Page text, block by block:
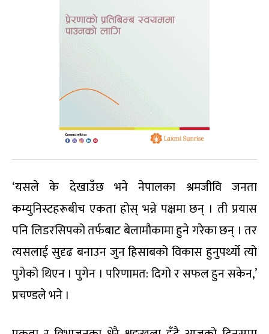
‘यसले के देखाउँछ भने नेपालका श्रमजीवि जनता
कम्युनिस्टहरूबीच एकता होस् भन्ने पक्षमा छन् । ती प्रयास
पनि लिडरसिपको तर्फबाट बेलामौकामा हुने गरेका छन् । तर
त्यसलाई सुदृढ बनाउन जुन हिसाबको विकास हुनुपर्थ्यो त्यो
पुगेको थिएन । पुगेन । परिणामत: दिगो र सफल हुन सकेन,’
प्रचण्डले भने ।